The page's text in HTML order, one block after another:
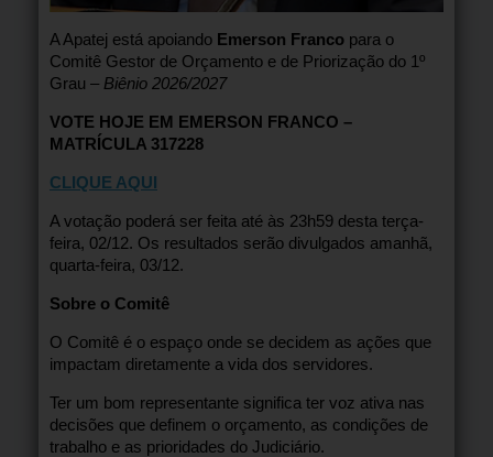
A Apatej está apoiando Emerson Franco para o
Comitê Gestor de Orçamento e de Priorização do 1º
Grau – Biênio 2026/2027
VOTE HOJE EM EMERSON FRANCO –
MATRÍCULA 317228
CLIQUE AQUI
A votação poderá ser feita até às 23h59 desta terça-
feira, 02/12. Os resultados serão divulgados amanhã,
quarta-feira, 03/12.
Sobre o Comitê
O Comitê é o espaço onde se decidem as ações que
impactam diretamente a vida dos servidores.
Ter um bom representante significa ter voz ativa nas
decisões que definem o orçamento, as condições de
trabalho e as prioridades do Judiciário.